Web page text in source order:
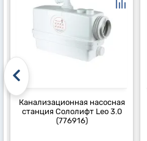
Канализационная насосная
станция Сололифт Leo 3.0
(776916)